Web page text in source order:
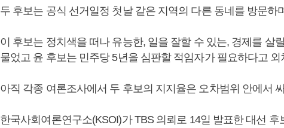
두 후보는 공식 선거일정 첫날 같은 지역의 다른 동네를 방문하
이 후보는 정치색을 떠나 유능한, 일을 잘할 수 있는, 경제를 살
물었고 윤 후보는 민주당 5년을 심판할 적임자가 필요하다고
아직 각종 여론조사에서 두 후보의 지지율은 오차범위 안에서
한국사회여론연구소(KSOI)가 TBS 의뢰로 14일 발표한 대선 후